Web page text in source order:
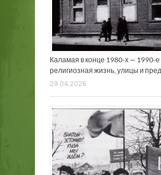
Каламая в конце 1980-х — 1990-
религиозная жизнь, улицы и
29.04.2026